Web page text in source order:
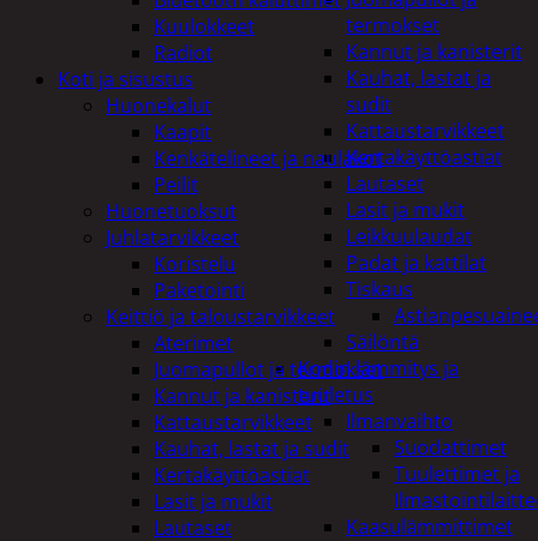
termokset
Kannut ja kanisterit
Kauhat, lastat ja
sudit
Kattaustarvikkeet
Kertakäyttöastiat
Lautaset
Lasit ja mukit
Leikkuulaudat
Padat ja kattilat
Tiskaus
Säilöntä
Kodin lämmitys ja
tuuletus
Ilmanvaihto
Suodattimet
Tuulettimet ja
Kaasulämmittimet
Kuulokkeet
Radiot
Koti ja sisustus
Huonekalut
Kaapit
Kenkätelineet ja naulakot
Peilit
Huonetuoksut
Juhlatarvikkeet
Koristelu
Paketointi
Keittiö ja taloustarvikkeet
Aterimet
Juomapullot ja termokset
Kannut ja kanisterit
Kattaustarvikkeet
Kauhat, lastat ja sudit
Kertakäyttöastiat
Lasit ja mukit
Lautaset